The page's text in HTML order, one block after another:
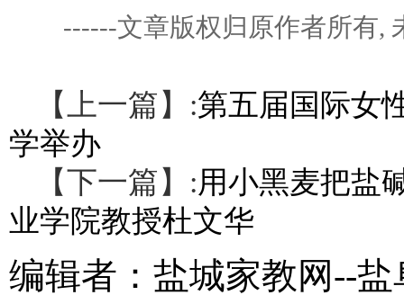
------文章版权归原作者所有,
【上一篇】:第五届国际女
学举办
【下一篇】:用小黑麦把盐
业学院教授杜文华
编辑者： 盐城家教网--